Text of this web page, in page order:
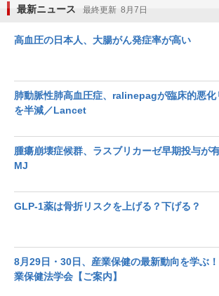
最新ニュース 最終更新 8月7日
高血圧の日本人、大腸がん発症率が高い
肺動脈性肺高血圧症、ralinepagが臨床的悪化
を半減／Lancet
腫瘍崩壊症候群、ラスブリカーゼ早期投与が
MJ
GLP-1薬は骨折リスクを上げる？下げる？
8月29日・30日、産業保健の最新動向を学ぶ
業保健法学会【ご案内】